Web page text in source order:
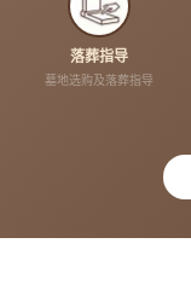
落葬指导
墓地选购及落葬指导